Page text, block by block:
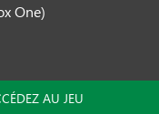
One)
AU JEU